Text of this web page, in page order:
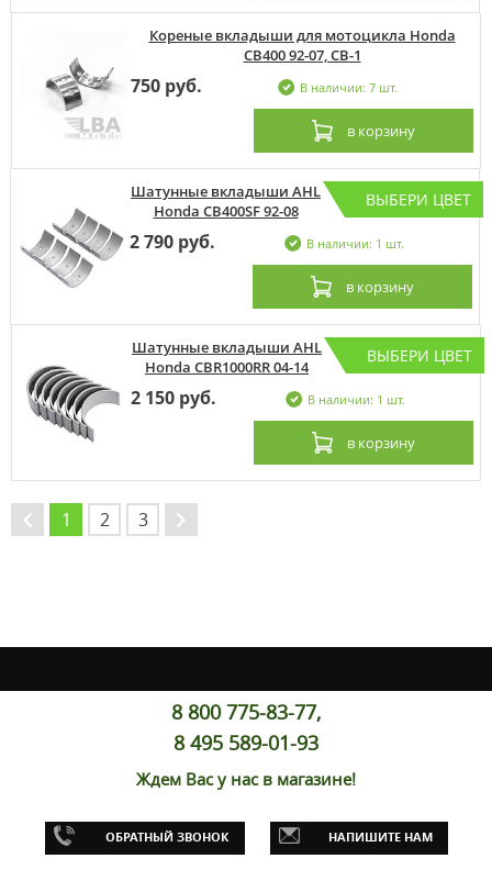
Кореные вкладыши для мотоцикла Honda
CB400 92-07, CB-1
750 руб. В наличии: 7 шт.
в корзину
ВЫБЕРИ ЦВЕТ
Шатунные вкладыши AHL
Honda CB400SF 92-08
2 790 руб. В наличии: 1 шт.
в корзину
ВЫБЕРИ ЦВЕТ
Шатунные вкладыши AHL
Honda CBR1000RR 04-14
2 150 руб. В наличии: 1 шт.
в корзину
← 1 2 3 →
8 800 775-83-77,
8 495 589-01-93
Ждем Вас у нас в магазине!
ОБРАТНЫЙ ЗВОНОК НАПИШИТЕ НАМ